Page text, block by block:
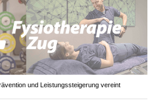
und Leistungssteigerung vereint